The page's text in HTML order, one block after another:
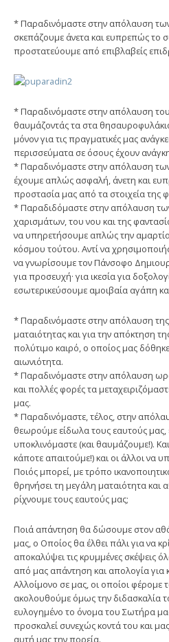
* Παραδινόμαστε στην απόλαυση
σκεπάζουμε άνετα και ευπρεπώς το
προστατεύουμε από επιβλαβείς
* Παραδινόμαστε στην απόλαυση
θαυμάζοντάς τα στα
μόνον για τις πραγματικές μας
περισσεύματα σε όσους έχουν
* Παραδινόμαστε στην απόλαυση των
έχουμε απλώς ασφαλή, άνετη και
προστασία μας από τα στοιχεία της
* Παραδιδόμαστε στην απόλαυση
χαρισμάτων, του νου και της
να υπηρετήσουμε απλώς την
κόσμου τούτου. Αντί να
να γνωρίσουμε τον Πάνσοφο
για προσευχή· για ικεσία για
εσωτερικεύσουμε αμοιβαία αγάπη
* Παραδινόμαστε στην απόλαυση
ματαιότητας και για την απόκτηση
πολύτιμο καιρό, ο οποίος μας
αιωνιότητα.
* Παραδινόμαστε στην απόλαυση
και πολλές φορές τα
μας.
* Παραδινόμαστε, τέλος, στην
θεωρούμε είδωλα τους εαυτούς
υποκλινόμαστε (και θαυμάζουμε!).
κάποτε απαιτούμε!) και οι άλλοι να
Ποιός μπορεί, με τρόπο
θρηνήσει τη μεγάλη ματαιότητα και
ρίχνουμε τους εαυτούς μας;
Ποιά απάντηση θα δώσουμε στον
μας, ο Οποίος θα έλθει πάλι για να
αποκαλύψει τις κρυμμένες σκέψεις
από μας απάντηση και απολογία για
Αλλοίμονο σε μας, οι οποίοι φέρομε
ακολουθούμε όμως την διδασκαλία
ευλογημένο το όνομα του Σωτήρα
προσκαλεί συνεχώς κοντά του και
αυτή μας την πορεία.